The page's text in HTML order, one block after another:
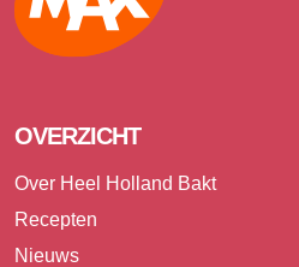
OVERZICHT
Over Heel Holland Bakt
Recepten
Nieuws